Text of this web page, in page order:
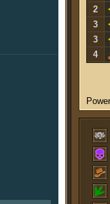
2
3
3
4